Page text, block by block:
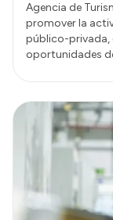
Agencia de
promover la
público-privada,
oportunidades